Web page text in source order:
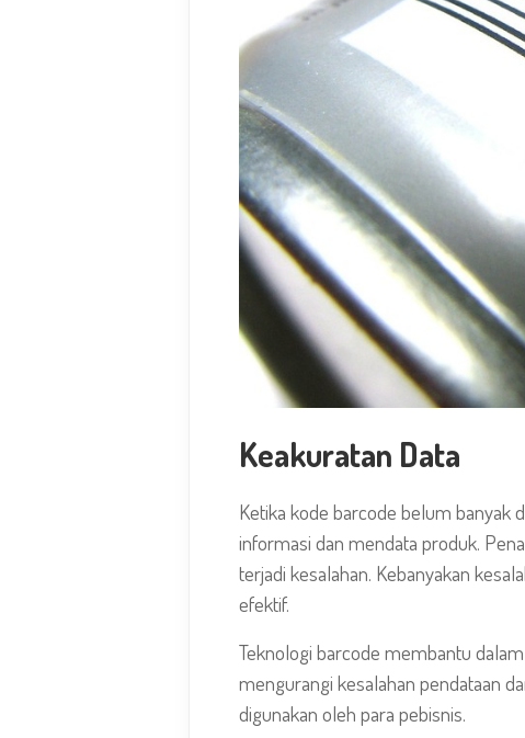
Keakuratan Data
Ketika kode barcode belum banyak
informasi dan mendata produk.
terjadi kesalahan. Kebanyakan
efektif.
Teknologi barcode membantu
mengurangi kesalahan pendataan
digunakan oleh para pebisnis.